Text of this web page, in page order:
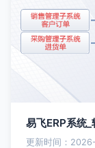
易飞ERP系统_
更新时间：